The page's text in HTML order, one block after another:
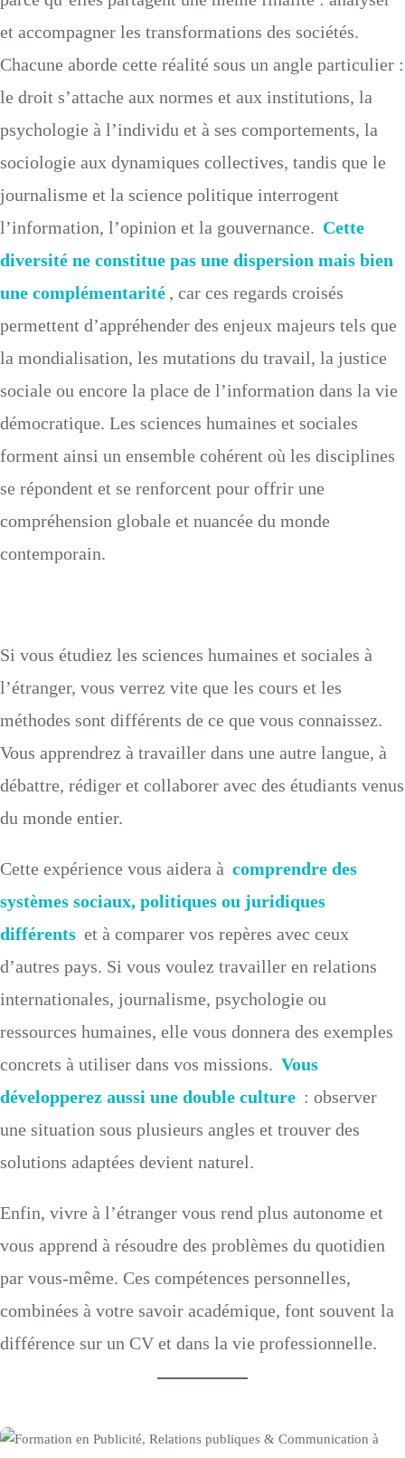
et accompagner les transformations des sociétés.
Chacune aborde cette réalité sous un angle particulier :
le droit s’attache aux normes et aux institutions, la
psychologie à l’individu et à ses comportements, la
sociologie aux dynamiques collectives, tandis que le
journalisme et la science politique interrogent
l’information, l’opinion et la gouvernance. Cette
diversité ne constitue pas une dispersion mais bien
une complémentarité , car ces regards croisés
permettent d’appréhender des enjeux majeurs tels que
la mondialisation, les mutations du travail, la justice
sociale ou encore la place de l’information dans la vie
démocratique. Les sciences humaines et sociales
forment ainsi un ensemble cohérent où les disciplines
se répondent et se renforcent pour offrir une
compréhension globale et nuancée du monde
contemporain.
Si vous étudiez les sciences humaines et sociales à
l’étranger, vous verrez vite que les cours et les
méthodes sont différents de ce que vous connaissez.
Vous apprendrez à travailler dans une autre langue, à
débattre, rédiger et collaborer avec des étudiants venus
du monde entier.
Cette expérience vous aidera à comprendre des
systèmes sociaux, politiques ou juridiques
différents et à comparer vos repères avec ceux
d’autres pays. Si vous voulez travailler en relations
internationales, journalisme, psychologie ou
ressources humaines, elle vous donnera des exemples
concrets à utiliser dans vos missions. Vous
développerez aussi une double culture : observer
une situation sous plusieurs angles et trouver des
solutions adaptées devient naturel.
Enfin, vivre à l’étranger vous rend plus autonome et
vous apprend à résoudre des problèmes du quotidien
par vous-même. Ces compétences personnelles,
combinées à votre savoir académique, font souvent la
différence sur un CV et dans la vie professionnelle.